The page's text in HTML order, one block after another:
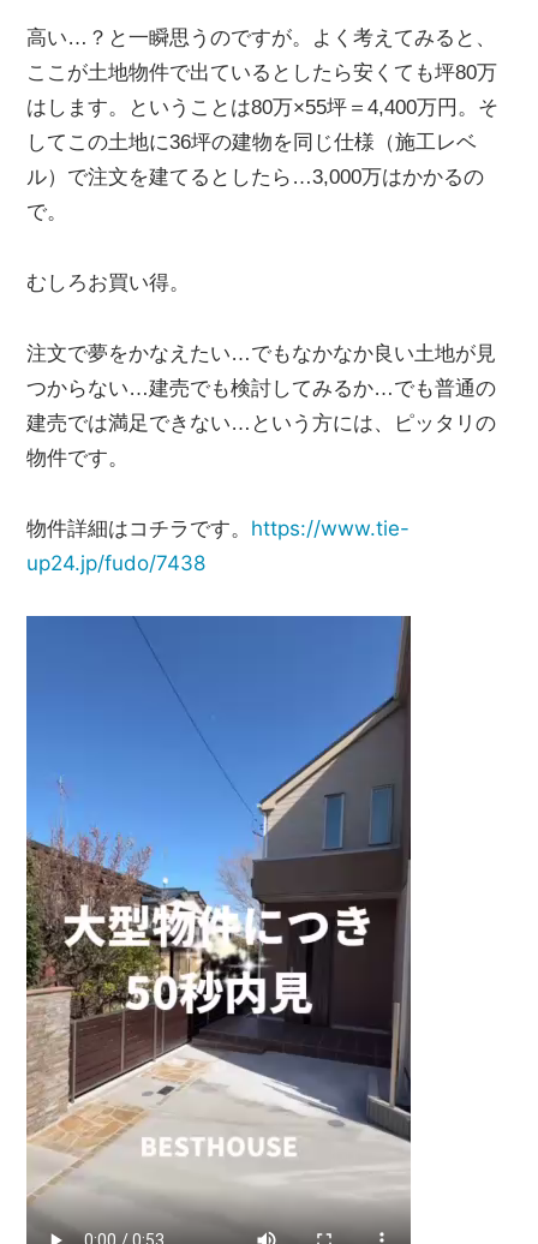
高い…？と一瞬思うのですが。よく考えてみると、
ここが土地物件で出ているとしたら安くても坪80万
はします。ということは80万×55坪＝4,400万円。そ
してこの土地に36坪の建物を同じ仕様（施工レベ
ル）で注文を建てるとしたら…3,000万はかかるの
で。
むしろお買い得。
注文で夢をかなえたい…でもなかなか良い土地が見
つからない…建売でも検討してみるか…でも普通の
建売では満足できない…という方には、ピッタリの
物件です。
物件詳細はコチラです。 https://www.tie-
up24.jp/fudo/7438